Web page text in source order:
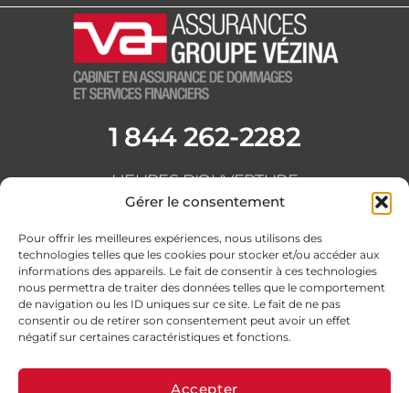
Gérer le consentement
Pour offrir les meilleures expériences, nous utilisons des
technologies telles que les cookies pour stocker et/ou accéder aux
informations des appareils. Le fait de consentir à ces technologies
nous permettra de traiter des données telles que le comportement
de navigation ou les ID uniques sur ce site. Le fait de ne pas
consentir ou de retirer son consentement peut avoir un effet
négatif sur certaines caractéristiques et fonctions.
Accepter
1 844 262-2282
HEURES D'OUVERTURE
Du lundi au vendredi
de 8h30 à 16h30
F
a
c
e
b
o
o
L
i
n
k
e
d
i
Y
o
u
t
u
b
e
I
n
s
t
a
g
r